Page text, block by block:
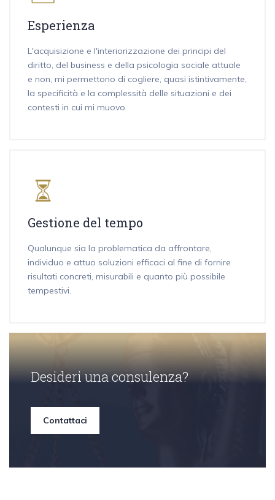
Esperienza
L'acquisizione e l'interiorizzazione dei principi del
diritto, del business e della psicologia sociale attuale
e non, mi permettono di cogliere, quasi istintivamente,
la specificità e la complessità delle situazioni e dei
contesti in cui mi muovo.
Gestione del tempo
Qualunque sia la problematica da affrontare,
individuo e attuo soluzioni efficaci al fine di fornire
risultati concreti, misurabili e quanto più possibile
tempestivi.
Desideri una consulenza?
Contattaci